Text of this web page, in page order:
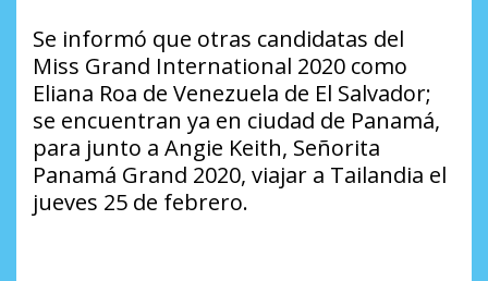
Se informó que otras candidatas del
Miss Grand International 2020 como
Eliana Roa de Venezuela de El Salvador;
se encuentran ya en ciudad de Panamá,
para junto a Angie Keith, Señorita
Panamá Grand 2020, viajar a Tailandia el
jueves 25 de febrero.